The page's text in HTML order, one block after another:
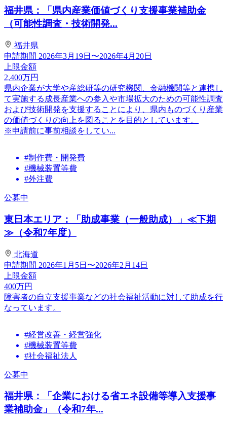
福井県：「県内産業価値づくり支援事業補助金
（可能性調査・技術開発...
福井県
申請期間 2026年3月19日〜2026年4月20日
上限金額
2,400万円
県内企業が大学や産総研等の研究機関、金融機関等と連携し
て実施する成長産業への参入や市場拡大のための可能性調査
および技術開発を支援することにより、県内ものづくり産業
の価値づくりの向上を図ることを目的としています。
※申請前に事前相談をしてい...
#制作費・開発費
#機械装置等費
#外注費
公募中
東日本エリア：「助成事業（一般助成）」≪下期
≫（令和7年度）
北海道
申請期間 2026年1月5日〜2026年2月14日
上限金額
400万円
障害者の自立支援事業などの社会福祉活動に対して助成を行
なっています。
#経営改善・経営強化
#機械装置等費
#社会福祉法人
公募中
福井県：「企業における省エネ設備等導入支援事
業補助金」（令和7年...